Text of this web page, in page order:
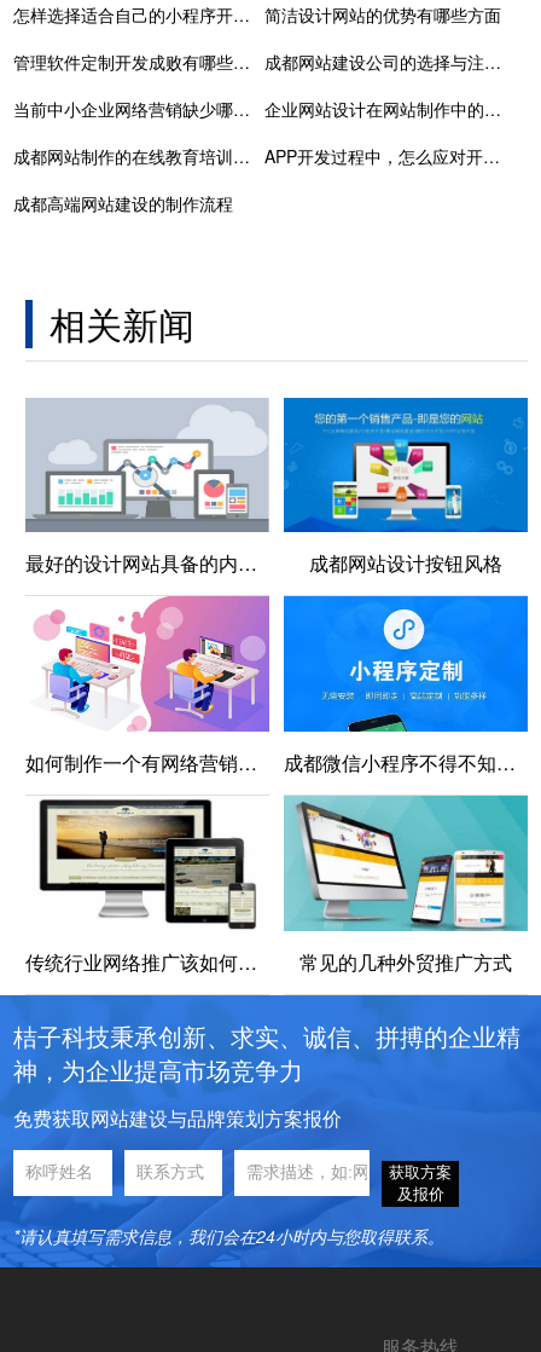
怎样选择适合自己的小程序开发公司
简洁设计网站的优势有哪些方面
管理软件定制开发成败有哪些关键因素
成都网站建设公司的选择与注意要点
当前中小企业网络营销缺少哪三个方面
企业网站设计在网站制作中的必要性有什么呢
成都网站制作的在线教育培训重塑教育未来的数字化
APP开发过程中，怎么应对开发需求变更
成都高端网站建设的制作流程
相关新闻
最好的设计网站具备的内容有哪些 成都网站设计按钮风格
如何制作一个有网络营销效果的企业网站呢 成都微信小程序不得不知的五点知识
传统行业网络推广该如何抓住新机遇？ 常见的几种外贸推广方式
桔子科技秉承创新、求实、诚信、拼搏的企业精
神，为企业提高市场竞争力
免费获取网站建设与品牌策划方案报价
获取方案
及报价
*请认真填写需求信息，我们会在24小时内与您取得联系。